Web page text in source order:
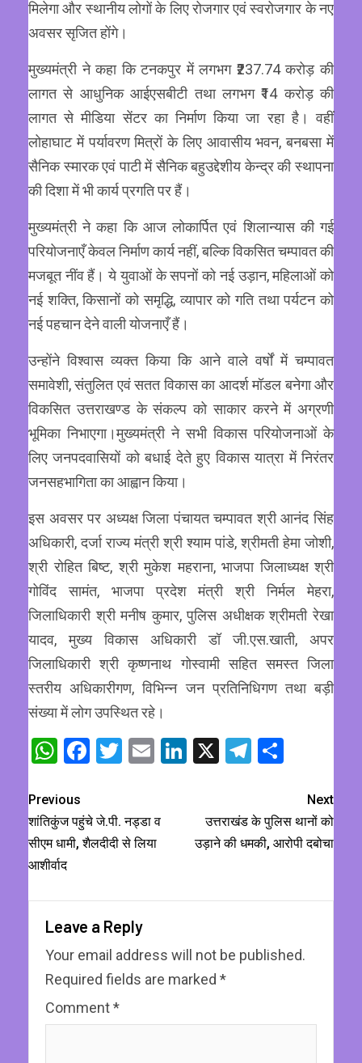
मिलेगा और स्थानीय लोगों के लिए रोजगार एवं स्वरोजगार के नए
अवसर सृजित होंगे।
मुख्यमंत्री ने कहा कि टनकपुर में लगभग ₹237.74 करोड़ की
लागत से आधुनिक आईएसबीटी तथा लगभग ₹14 करोड़ की
लागत से मीडिया सेंटर का निर्माण किया जा रहा है। वहीं
लोहाघाट में पर्यावरण मित्रों के लिए आवासीय भवन, बनबसा में
सैनिक स्मारक एवं पाटी में सैनिक बहुउद्देशीय केन्द्र की स्थापना
की दिशा में भी कार्य प्रगति पर हैं।
मुख्यमंत्री ने कहा कि आज लोकार्पित एवं शिलान्यास की गई
परियोजनाएँ केवल निर्माण कार्य नहीं, बल्कि विकसित चम्पावत की
मजबूत नींव हैं। ये युवाओं के सपनों को नई उड़ान, महिलाओं को
नई शक्ति, किसानों को समृद्धि, व्यापार को गति तथा पर्यटन को
नई पहचान देने वाली योजनाएँ हैं।
उन्होंने विश्वास व्यक्त किया कि आने वाले वर्षों में चम्पावत
समावेशी, संतुलित एवं सतत विकास का आदर्श मॉडल बनेगा और
विकसित उत्तराखण्ड के संकल्प को साकार करने में अग्रणी
भूमिका निभाएगा।मुख्यमंत्री ने सभी विकास परियोजनाओं के
लिए जनपदवासियों को बधाई देते हुए विकास यात्रा में निरंतर
जनसहभागिता का आह्वान किया।
इस अवसर पर अध्यक्ष जिला पंचायत चम्पावत श्री आनंद सिंह
अधिकारी, दर्जा राज्य मंत्री श्री श्याम पांडे, श्रीमती हेमा जोशी,
श्री रोहित बिष्ट, श्री मुकेश महराना, भाजपा जिलाध्यक्ष श्री
गोविंद सामंत, भाजपा प्रदेश मंत्री श्री निर्मल मेहरा,
जिलाधिकारी श्री मनीष कुमार, पुलिस अधीक्षक श्रीमती रेखा
यादव, मुख्य विकास अधिकारी डॉ जी.एस.खाती, अपर
जिलाधिकारी श्री कृष्णनाथ गोस्वामी सहित समस्त जिला
स्तरीय अधिकारीगण, विभिन्न जन प्रतिनिधिगण तथा बड़ी
संख्या में लोग उपस्थित रहे।
WhatsApp
Facebook
Twitter
EmailLinkedIn
X Telegram
Previous
शांतिकुंज पहुंचे जे.पी. नड्डा व
सीएम धामी, शैलदीदी से लिया
आशीर्वाद
Next
उत्तराखंड के पुलिस थानों को
उड़ाने की धमकी, आरोपी दबोचा
Leave a Reply
Your email address will not be published.
Required fields are marked *
Comment*